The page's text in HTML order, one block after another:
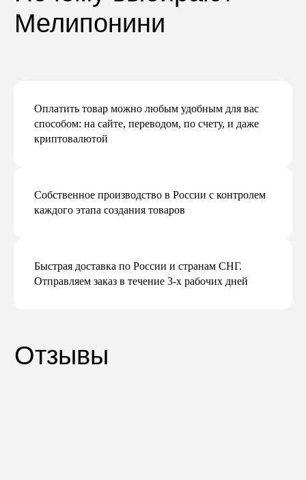
Оплатить товар можно любым удобным для вас
способом: на сайте, переводом, по счету, и даже
криптовалютой
Собственное производство в России с контролем
каждого этапа создания товаров
Быстрая доставка по России и странам СНГ.
Отправляем заказ в течение 3-х рабочих дней
Подписаться